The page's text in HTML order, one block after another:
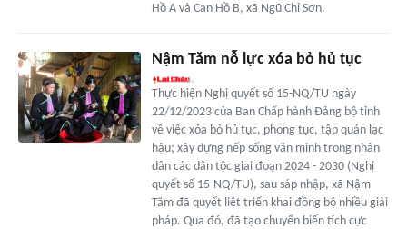
Hồ A và Can Hồ B, xã Ngũ Chỉ Sơn.
Nậm Tăm nỗ lực xóa bỏ hủ tục
Thực hiện Nghị quyết số 15-NQ/TU ngày
22/12/2023 của Ban Chấp hành Đảng bộ tỉnh
về việc xóa bỏ hủ tục, phong tục, tập quán lạc
hậu; xây dựng nếp sống văn minh trong nhân
dân các dân tộc giai đoạn 2024 - 2030 (Nghị
quyết số 15-NQ/TU), sau sáp nhập, xã Nậm
Tăm đã quyết liệt triển khai đồng bộ nhiều giải
pháp. Qua đó, đã tạo chuyển biến tích cực